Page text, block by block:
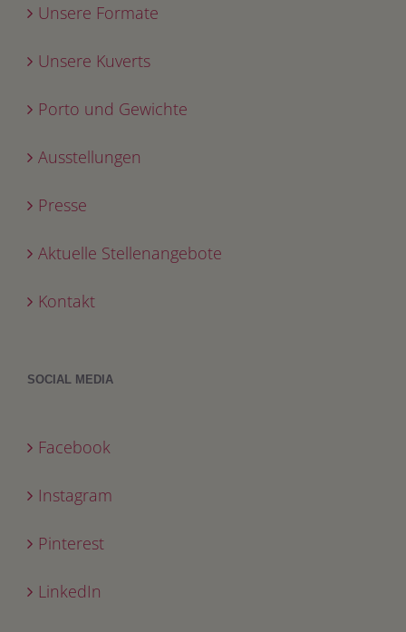
Unsere Formate
Unsere Kuverts
Porto und Gewichte
Ausstellungen
Presse
Aktuelle Stellenangebote
Kontakt
SOCIAL MEDIA
Facebook
Instagram
Pinterest
LinkedIn